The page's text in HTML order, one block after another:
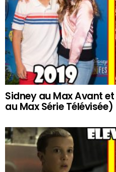
Sidney au Max Avant
au Max Série Télévisée)